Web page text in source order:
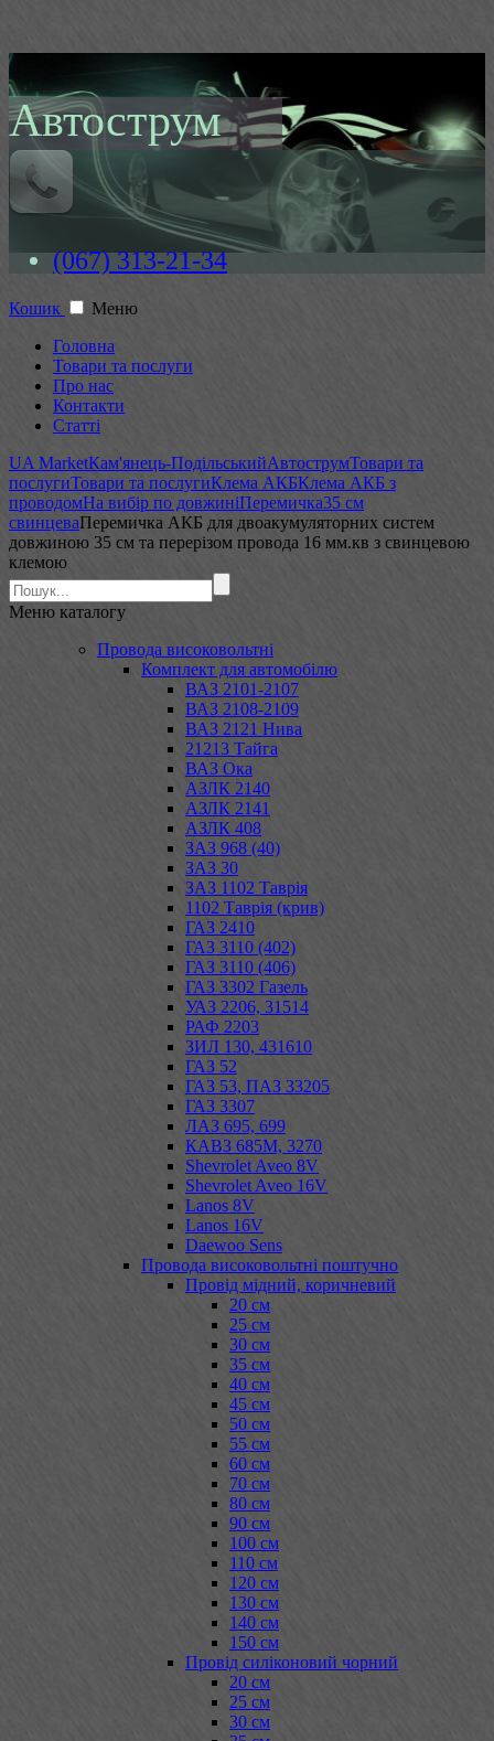
Автострум
(067) 313-21-34
Кошик
Меню
Головна
Товари та послуги
Про нас
Контакти
Статті
UA MarketКам'янець-ПодільськийАвтострумТовари та
послугиТовари та послугиКлема АКБКлема АКБ з
проводомНа вибір по довжиніПеремичка35 см
свинцеваПеремичка АКБ для двоакумуляторних систем
довжиною 35 см та перерізом провода 16 мм.кв з свинцевою
клемою
Меню каталогу
Провода високовольтні
Комплект для автомобілю
ВАЗ 2101-2107
ВАЗ 2108-2109
ВАЗ 2121 Нива
21213 Тайга
ВАЗ Ока
АЗЛК 2140
АЗЛК 2141
АЗЛК 408
ЗАЗ 968 (40)
ЗАЗ 30
ЗАЗ 1102 Таврія
1102 Таврія (крив)
ГАЗ 2410
ГАЗ 3110 (402)
ГАЗ 3110 (406)
ГАЗ 3302 Газель
УАЗ 2206, 31514
РАФ 2203
ЗИЛ 130, 431610
ГАЗ 52
ГАЗ 53, ПАЗ 33205
ГАЗ 3307
ЛАЗ 695, 699
КАВЗ 685М, 3270
Shevrolet Aveo 8V
Shevrolet Aveo 16V
Lanos 8V
Lanos 16V
Daewoo Sens
Провода високовольтні поштучно
Провід мідний, коричневий
20 см
25 см
30 см
35 см
40 см
45 см
50 см
55 см
60 см
70 см
80 см
90 см
100 см
110 см
120 см
130 см
140 см
150 см
Провід силіконовий чорний
20 см
25 см
30 см